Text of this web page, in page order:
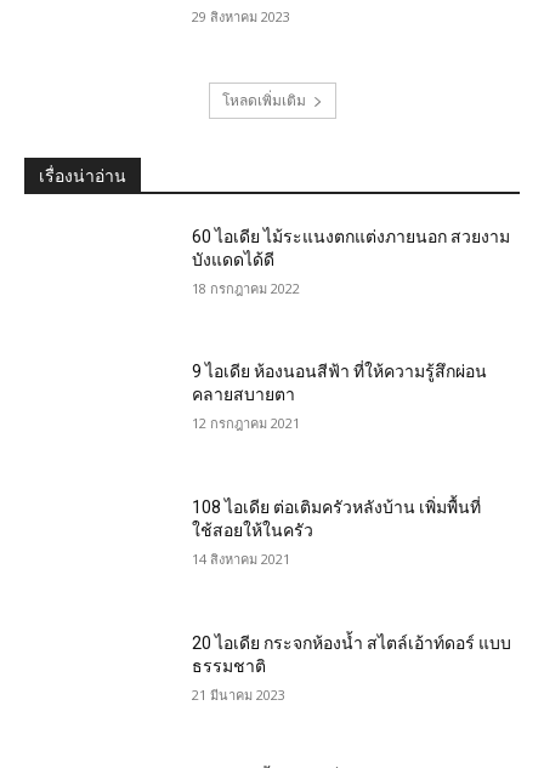
29 สิงหาคม 2023
โหลดเพิ่มเติม
เรื่องน่าอ่าน
60 ไอเดีย ไม้ระแนงตกแต่งภายนอก สวยงาม
บังแดดได้ดี
18 กรกฎาคม 2022
9 ไอเดีย ห้องนอนสีฟ้า ที่ให้ความรู้สึกผ่อน
คลายสบายตา
12 กรกฎาคม 2021
108 ไอเดีย ต่อเติมครัวหลังบ้าน เพิ่มพื้นที่
ใช้สอยให้ในครัว
14 สิงหาคม 2021
20 ไอเดีย กระจกห้องน้ำ สไตล์เอ้าท์ดอร์ แบบ
ธรรมชาติ
21 มีนาคม 2023